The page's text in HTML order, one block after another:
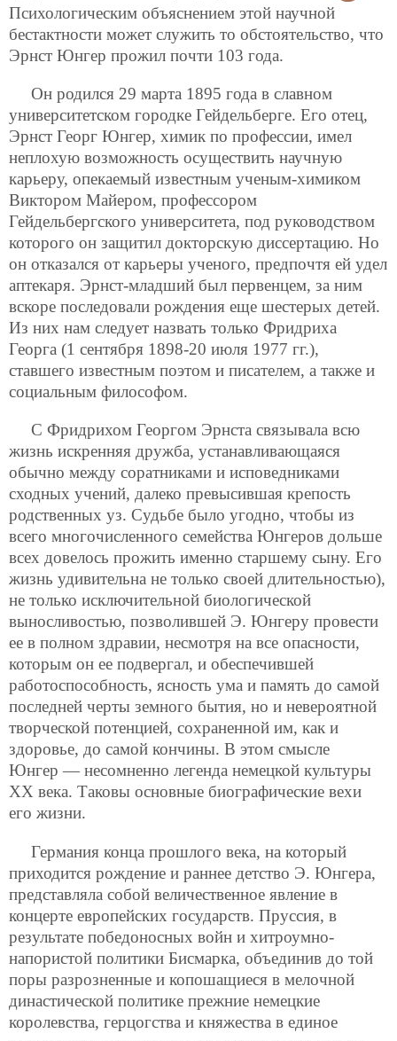
Психологическим объяснением этой научной
бестактности может служить то обстоятельство, что
Эрнст Юнгер прожил почти 103 года.
Он родился 29 марта 1895 года в славном
университетском городке Гейдельберге. Его отец,
Эрнст Георг Юнгер, химик по профессии, имел
неплохую возможность осуществить научную
карьеру, опекаемый известным ученым-химиком
Виктором Майером, профессором
Гейдельбергского университета, под руководством
которого он защитил докторскую диссертацию. Но
он отказался от карьеры ученого, предпочтя ей удел
аптекаря. Эрнст-младший был первенцем, за ним
вскоре последовали рождения еще шестерых детей.
Из них нам следует назвать только Фридриха
Георга (1 сентября 1898-20 июля 1977 гг.),
ставшего известным поэтом и писателем, а также и
социальным философом.
С Фридрихом Георгом Эрнста связывала всю
жизнь искренняя дружба, устанавливающаяся
обычно между соратниками и исповедниками
сходных учений, далеко превысившая крепость
родственных уз. Судьбе было угодно, чтобы из
всего многочисленного семейства Юнгеров дольше
всех довелось прожить именно старшему сыну. Его
жизнь удивительна не только своей длительностью),
не только исключительной биологической
выносливостью, позволившей Э. Юнгеру провести
ее в полном здравии, несмотря на все опасности,
которым он ее подвергал, и обеспечившей
работоспособность, ясность ума и память до самой
последней черты земного бытия, но и невероятной
творческой потенцией, сохраненной им, как и
здоровье, до самой кончины. В этом смысле
Юнгер — несомненно легенда немецкой культуры
XX века. Таковы основные биографические вехи
его жизни.
Германия конца прошлого века, на который
приходится рождение и раннее детство Э. Юнгера,
представляла собой величественное явление в
концерте европейских государств. Пруссия, в
результате победоносных войн и хитроумно-
напористой политики Бисмарка, объединив до той
поры разрозненные и копошащиеся в мелочной
династической политике прежние немецкие
королевства, герцогства и княжества в единое